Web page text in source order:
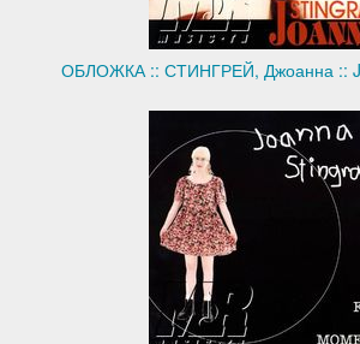
ОБЛОЖКА :: СТИНГРЕЙ, Джоанна ::